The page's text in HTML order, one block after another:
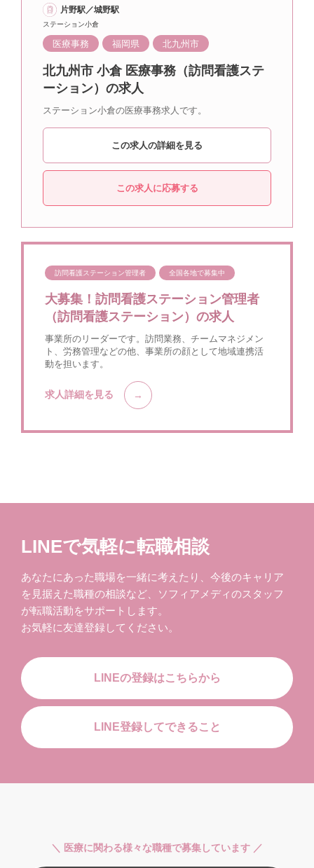
片野駅／城野駅
ステーション小倉
医療事務 福岡県 北九州市
北九州市 小倉 医療事務（訪問看護ステ
ーション）の求人
ステーション小倉の医療事務求人です。
この求人の詳細を見る
この求人に応募する
訪問看護ステーション管理者 全国各地で募集中
大募集！訪問看護ステーション管理者
（訪問看護ステーション）の求人
事業所のリーダーです。訪問業務、チームマネジメン
ト、労務管理などの他、事業所の顔として地域連携活
動を担います。
求人詳細を見る
LINEで気軽に転職相談
あなたにあった職場を一緒に考えたり、今後のキャリア
を見据えた職種の相談など、ソフィアメディのスタッフ
が転職活動をサポートします。
お気軽に友達登録してください。
LINEの登録はこちらから
LINE登録してできること
＼ 医療に関わる様々な職種で募集しています ／